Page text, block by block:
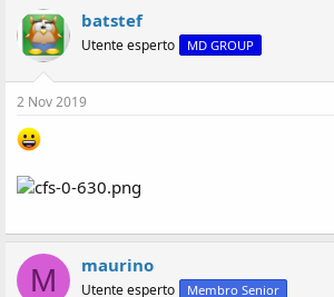
batstef
Utente esperto MD GROUP
2 Nov 2019
M maurino
Utente esperto Membro Senior